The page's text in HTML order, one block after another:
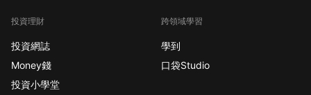
投資理財
投資網誌
Money錢
投資小學堂
跨領域學習
學到
口袋Studio